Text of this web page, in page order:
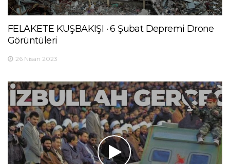
FELAKETE KUŞBAKIŞI · 6 Şubat Depremi Drone
Görüntüleri
26 Nisan 2023